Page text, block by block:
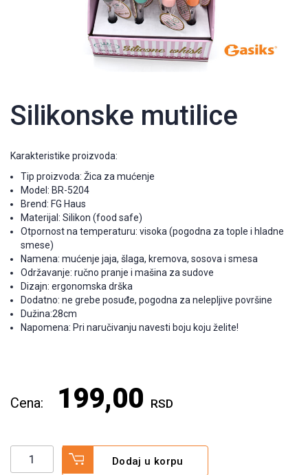
Silikonske mutilice
Karakteristike proizvoda:
Tip proizvoda: Žica za mućenje
Model: BR-5204
Brend: FG Haus
Materijal: Silikon (food safe)
Otpornost na temperaturu: visoka (pogodna za tople i hladne
smese)
Namena: mućenje jaja, šlaga, kremova, sosova i smesa
Održavanje: ručno pranje i mašina za sudove
Dizajn: ergonomska drška
Dodatno: ne grebe posuđe, pogodna za nelepljive površine
Dužina:28cm
Napomena: Pri naručivanju navesti boju koju želite!
199,00 RSD
mutilice
Dodaj u korpu